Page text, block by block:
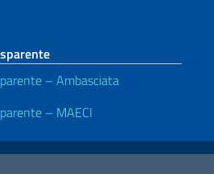
– Ambasciata
– MAECI